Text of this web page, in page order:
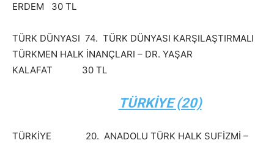
ERDEM 30 TL
TÜRK DÜNYASI 74. TÜRK DÜNYASI KARŞILAŞTIRMALI
TÜRKMEN HALK İNANÇLARI – DR. YAŞAR
KALAFAT 30 TL
TÜRKİYE (20)
TÜRKİYE 20. ANADOLU TÜRK HALK SUFİZMİ –